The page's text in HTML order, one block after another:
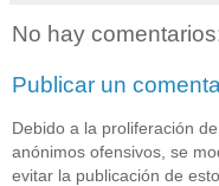
No hay
Publicar un
Debido a la proliferación
anónimos ofensivos, se
evitar la publicación de